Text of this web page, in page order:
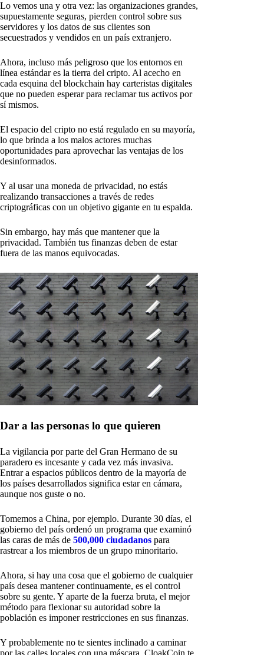
Lo vemos una y otra vez: las organizaciones grandes,
supuestamente seguras, pierden control sobre sus
servidores y los datos de sus clientes son
secuestrados y vendidos en un país extranjero.
Ahora, incluso más peligroso que los entornos en
línea estándar es la tierra del cripto. Al acecho en
cada esquina del blockchain hay carteristas digitales
que no pueden esperar para reclamar tus activos por
sí mismos.
El espacio del cripto no está regulado en su mayoría,
lo que brinda a los malos actores muchas
oportunidades para aprovechar las ventajas de los
desinformados.
Y al usar una moneda de privacidad, no estás
realizando transacciones a través de redes
criptográficas con un objetivo gigante en tu espalda.
Sin embargo, hay más que mantener que la
privacidad. También tus finanzas deben de estar
fuera de las manos equivocadas.
Dar a las personas lo que quieren
La vigilancia por parte del Gran Hermano de su
paradero es incesante y cada vez más invasiva.
Entrar a espacios públicos dentro de la mayoría de
los países desarrollados significa estar en cámara,
aunque nos guste o no.
Tomemos a China, por ejemplo. Durante 30 días, el
gobierno del país ordenó un programa que examinó
las caras de más de 500,000 ciudadanos para
rastrear a los miembros de un grupo minoritario.
Ahora, si hay una cosa que el gobierno de cualquier
país desea mantener continuamente, es el control
sobre su gente. Y aparte de la fuerza bruta, el mejor
método para flexionar su autoridad sobre la
población es imponer restricciones en sus finanzas.
Y probablemente no te sientes inclinado a caminar
por las calles locales con una máscara, CloakCoin te